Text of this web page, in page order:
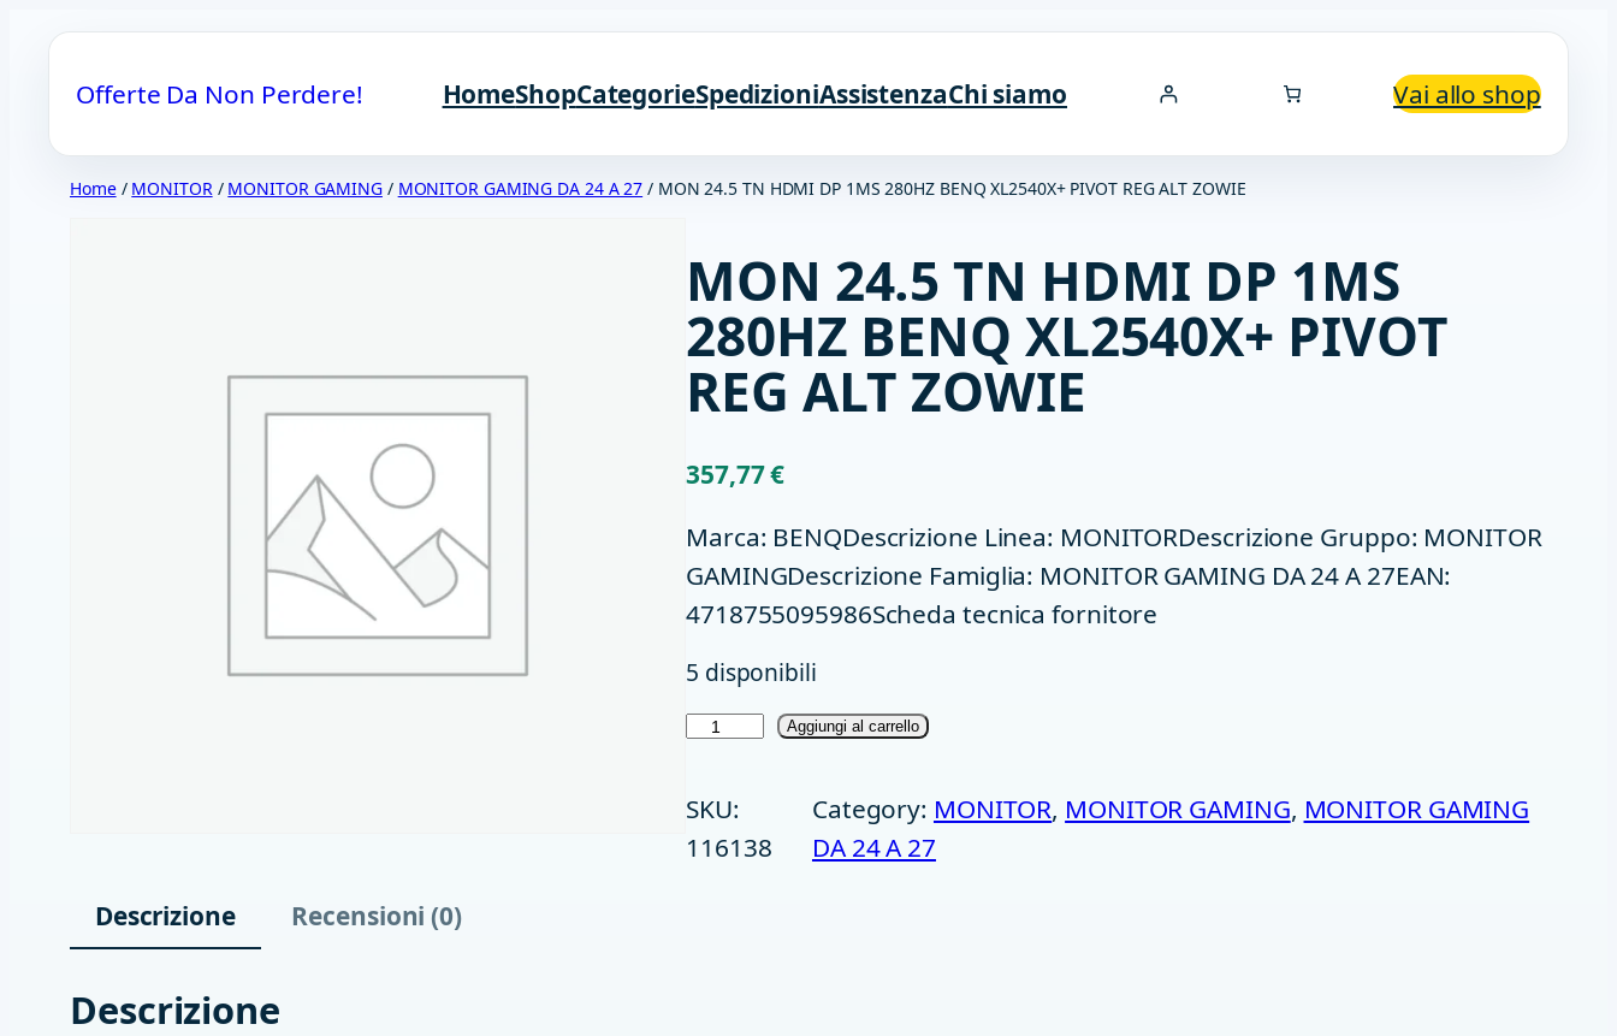
contenutoOfferte Da Non Perdere! HomeShopCategorieSpedizioniAssistenzaChi siamo Vai allo shop
Home/ MONITOR / MONITOR GAMING/ MONITOR GAMING DA 24 A 27 / MON 24.5 TN HDMI DP 1MS 280HZ BENQ XL2540X+ PIVOT REG ALT ZOWIE
MON 24.5 TN HDMI DP 1MS
280HZ BENQ XL2540X+ PIVOT
REG ALT ZOWIE
357,77€
Marca: BENQDescrizione Linea: MONITORDescrizione Gruppo: MONITOR
GAMINGDescrizione Famiglia: MONITOR GAMING DA 24 A 27EAN:
4718755095986Scheda tecnica fornitore
5 disponibili
M
N
2
Aggiungi al carrello
SKU:
116138
Category: MONITOR, MONITOR GAMING, MONITOR GAMING
DA 24 A 27
Descrizione Recensioni (0)
Descrizione